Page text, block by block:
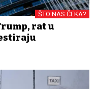
ŠTO NAS ČEKA?
rat u